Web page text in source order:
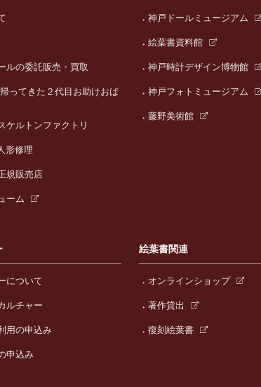
ルの委託販売・買取
ってきた２代目お助けおば
ケルトンファクトリ
形修理
規販売店
ーム
神戸ドールミュージアム
絵葉書資料館
神戸時計デザイン博物館
神戸フォトミュージアム
藤野美術館
について
ルチャー
用の申込み
申込み
絵葉書関連
オンラインショップ
著作貸出
復刻絵葉書